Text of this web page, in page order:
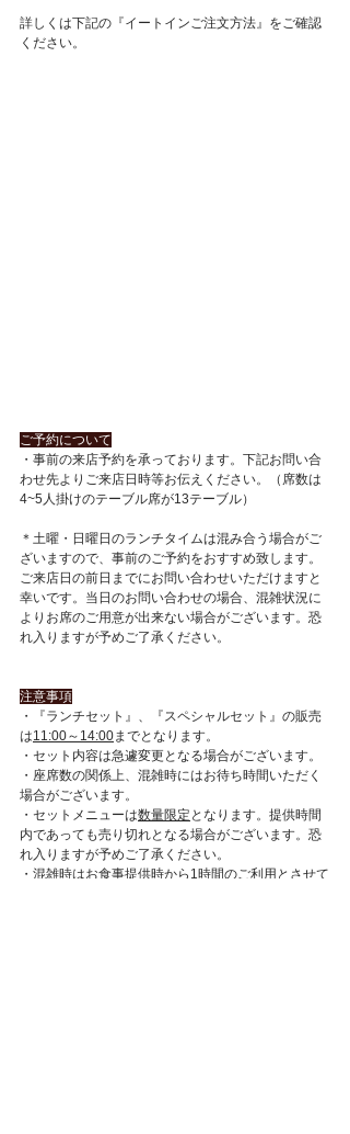
詳しくは下記の『イートインご注文方法』をご確認
ください。
ご予約について
・事前の来店予約を承っております。下記お問い合
わせ先よりご来店日時等お伝えください。（席数は
4~5人掛けのテーブル席が13テーブル）
＊土曜・日曜日のランチタイムは混み合う場合がご
ざいますので、事前のご予約をおすすめ致します。
ご来店日の前日までにお問い合わせいただけますと
幸いです。当日のお問い合わせの場合、混雑状況に
よりお席のご用意が出来ない場合がございます。恐
れ入りますが予めご了承ください。
注意事項
・『ランチセット』、『スペシャルセット』の販売
は11:00～14:00までとなります。
・セット内容は急遽変更となる場合がございます。
・座席数の関係上、混雑時にはお待ち時間いただく
場合がございます。
・セットメニューは数量限定 となります。提供時間
内であっても売り切れとなる場合がございます。恐
れ入りますが予めご了承ください。
・混雑時はお食事提供時から1時間のご利用とさせて